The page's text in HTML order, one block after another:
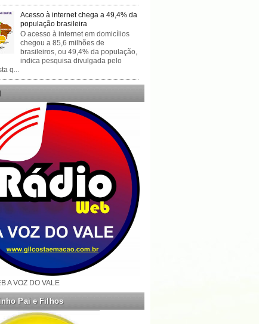
Acesso à internet chega a 49,4% da
população brasileira
O acesso à internet em domicílios
chegou a 85,6 milhões de
brasileiros, ou 49,4% da população,
indica pesquisa divulgada pelo
q...
A VOZ DO VALE
Pai e Filhos